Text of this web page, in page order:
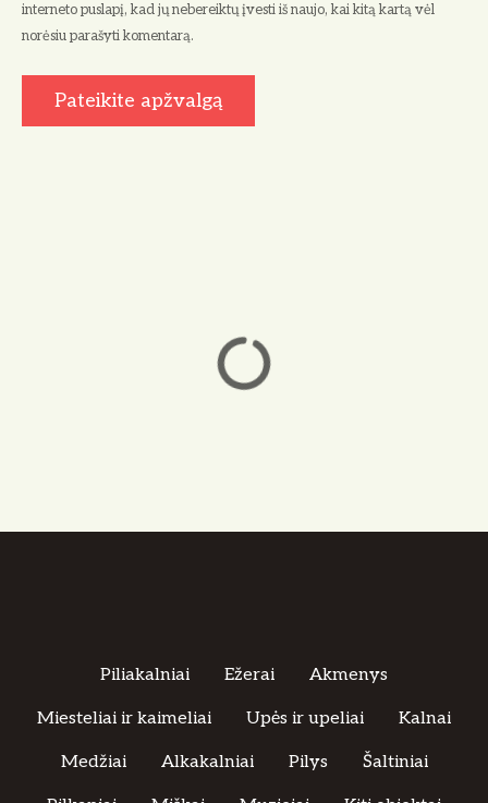
interneto puslapį, kad jų nebereiktų įvesti iš naujo, kai kitą kartą vėl
norėsiu parašyti komentarą.
Piliakalniai Ežerai Akmenys
Miesteliai ir kaimeliai Upės ir upeliai Kalnai
Medžiai Alkakalniai Pilys Šaltiniai